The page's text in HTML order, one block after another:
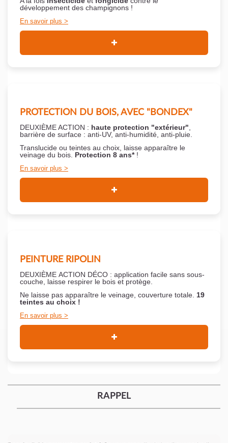
développement des champignons !
En savoir plus
PROTECTION DU BOIS, AVEC "BONDEX"
DEUXIÈME ACTION : haute protection "extérieur"
barrière de surface : anti-UV, anti-humidité, anti-pluie.
Translucide ou teintes au choix, laisse apparaître le
veinage du bois. Protection 8 ans*!
En savoir plus
PEINTURE RIPOLIN
DEUXIÈME ACTION DÉCO : application facile sans sous-
couche, laisse respirer le bois et protège.
Ne laisse pas apparaître le veinage, couverture totale. 19
teintes au choix !
En savoir plus
RAPPEL